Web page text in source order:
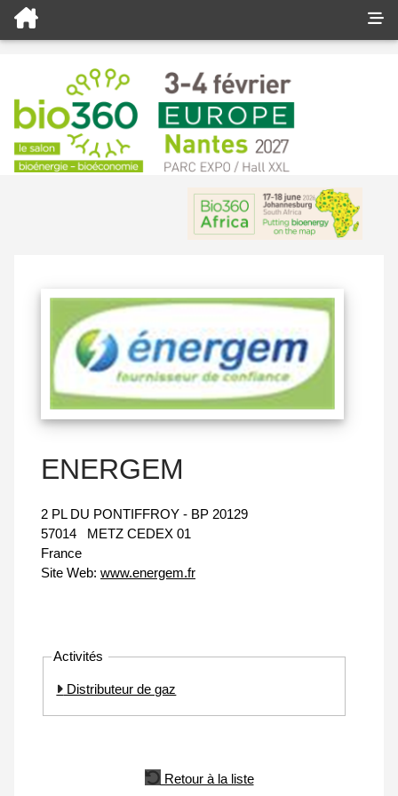
ENERGEM
2 PL DU PONTIFFROY - BP 20129
57014
METZ CEDEX 01
France
Site Web: www.energem.fr
Activités
Distributeur de gaz
Retour à la liste